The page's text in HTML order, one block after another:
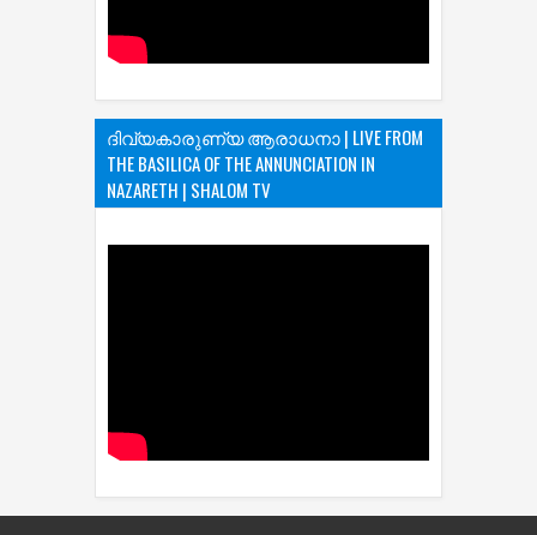
ദിവ്യകാരുണ്യ ആരാധനാ | LIVE FROM
THE BASILICA OF THE ANNUNCIATION IN
NAZARETH | SHALOM TV